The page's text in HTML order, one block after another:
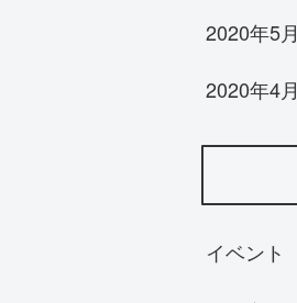
2020年5月
2020年4月
イベント